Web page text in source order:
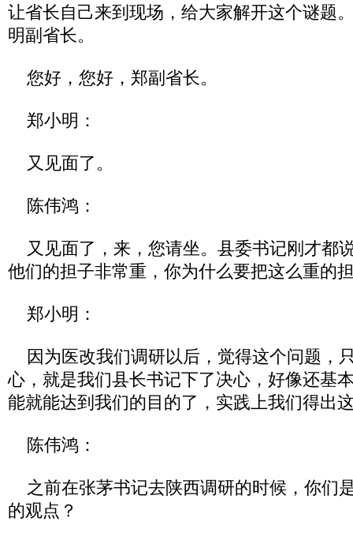
让省长自己来到现场，给大家解开这个谜题
明副省长。
您好，您好，郑副省长。
郑小明：
又见面了。
陈伟鸿：
又见面了，来，您请坐。县委书记刚才都
他们的担子非常重，你为什么要把这么重的
郑小明：
因为医改我们调研以后，觉得这个问题，
心，就是我们县长书记下了决心，好像还基
能就能达到我们的目的了，实践上我们得出
陈伟鸿：
之前在张茅书记去陕西调研的时候，你们
的观点？